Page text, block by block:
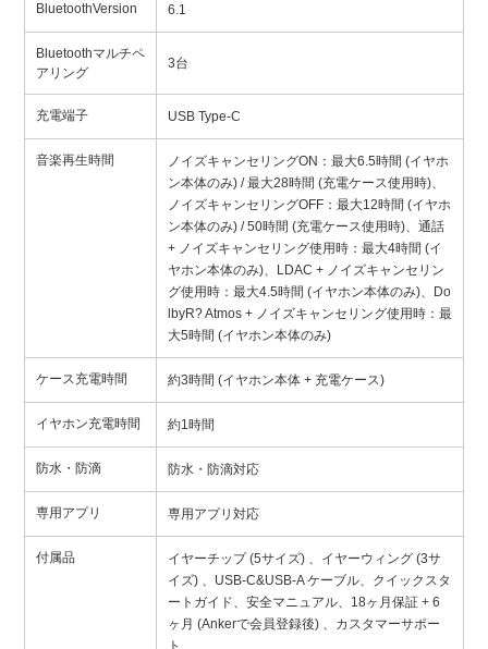
BluetoothVersion 6.1
Bluetoothマルチペ
アリング
3台
充電端子 USB Type-C
音楽再生時間
ノイズキャンセリングON：最大6.5時間 (イヤホ
ン本体のみ) / 最大28時間 (充電ケース使用時)、
ノイズキャンセリングOFF：最大12時間 (イヤホ
ン本体のみ) / 50時間 (充電ケース使用時)、通話
+ ノイズキャンセリング使用時：最大4時間 (イ
ヤホン本体のみ)、LDAC + ノイズキャンセリン
グ使用時：最大4.5時間 (イヤホン本体のみ)、Do
lbyR? Atmos + ノイズキャンセリング使用時：最
大5時間 (イヤホン本体のみ)
ケース充電時間 約3時間 (イヤホン本体 + 充電ケース)
イヤホン充電時間 約1時間
防水・防滴 防水・防滴対応
専用アプリ 専用アプリ対応
付属品
イヤーチップ (5サイズ) 、イヤーウィング (3サ
イズ) 、USB-C&USB-A ケーブル、クイックスタ
ートガイド、安全マニュアル、18ヶ月保証 + 6
ヶ月 (Ankerで会員登録後) 、カスタマーサポー
ト